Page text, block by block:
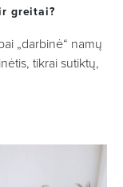
greitai?
„darbinė“ namų
tikrai sutiktų,